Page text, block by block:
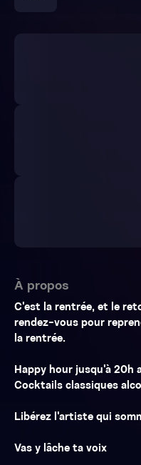
À propos
C'est la rentrée, et le
rendez-vous pour
la rentrée.
Happy hour jusqu'à 20h
Cocktails classiques
Libérez l'artiste qui
Vas y lâche ta voix